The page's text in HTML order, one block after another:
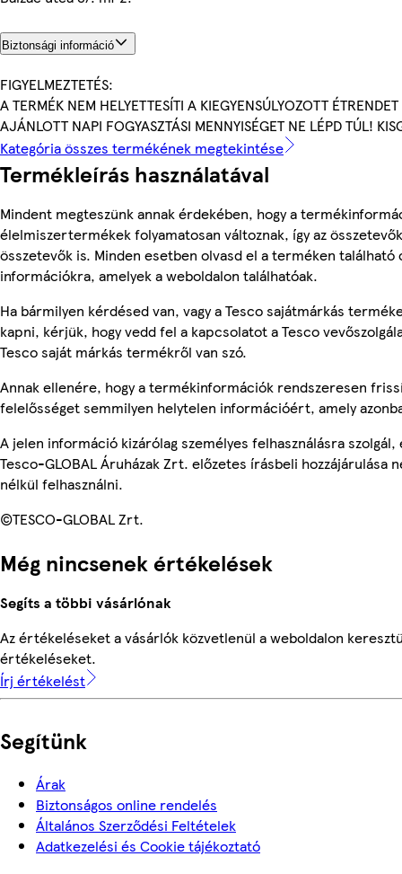
Biztonsági információ
FIGYELMEZTETÉS:
A TERMÉK NEM HELYETTESÍTI A KIEGYENSÚLYOZOTT
AJÁNLOTT NAPI FOGYASZTÁSI MENNYISÉGET NE LÉPD TÚL!
Kategória összes termékének megtekintése
Termékleírás használatával
Mindent megteszünk annak érdekében, hogy a
élelmiszertermékek folyamatosan változnak, így az
összetevők is. Minden esetben olvasd el a terméken található
információkra, amelyek a weboldalon találhatóak.
Ha bármilyen kérdésed van, vagy a Tesco sajátmárkás
kapni, kérjük, hogy vedd fel a kapcsolatot a Tesco
Tesco saját márkás termékről van szó.
Annak ellenére, hogy a termékinformációk rendszeresen
felelősséget semmilyen helytelen információért, amely
A jelen információ kizárólag személyes felhasználásra
Tesco-GLOBAL Áruházak Zrt. előzetes írásbeli hozzájárulása
nélkül felhasználni.
©TESCO-GLOBAL Zrt.
Még nincsenek értékelések
Segíts a többi vásárlónak
Az értékeléseket a vásárlók közvetlenül a weboldalon
értékeléseket.
Írj értékelést
Segítünk
Árak
Biztonságos online rendelés
Általános Szerződési Feltételek
Adatkezelési és Cookie tájékoztató